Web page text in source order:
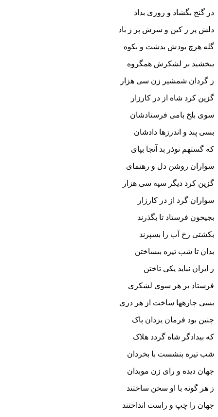
در گنج بگشاد و روزى بداد
دلش پر ز کین و سرش پر ز باد
گله هرچ بودش بدشت و بکوه
ببخشید بر لشکرش همگروه‏
ز گردان شمشیر زن سى هزار
گزین کرد شاه از در کارزار
سوى بلخ بامى فرستادشان
بسى پند و اندرزها دادشان‏
که گستهم نوذر بد آنجا بپاى
سواران روشن دل و رهنماى‏
گزین کرد دیگر سپه سى هزار
سواران گرد از در کارزار
بجیحون فرستاد تا بگذرند
بکشتى رخ آب را بسپرند
بدان تا شب تیره بى‏ساختن
ز ایران نباید یکى تاختن‏
فرستاد بر هر سوى لشکرى
بسى چاره‏ها ساخت از هر درى‏
چنین بود فرمان یزدان پاک
که بیدادگر شاه گردد هلاک‏
شب تیره بنشست با بخردان
جهان دیده و راى زن موبدان‏
ز هر گونه با او سخن ساختند
جهان را چپ و راست انداختند